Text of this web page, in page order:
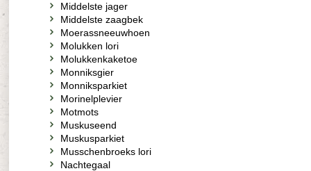
Middelste jager
Middelste zaagbek
Moerassneeuwhoen
Molukken lori
Molukkenkaketoe
Monniksgier
Monniksparkiet
Morinelplevier
Motmots
Muskuseend
Muskusparkiet
Musschenbroeks lori
Nachtegaal